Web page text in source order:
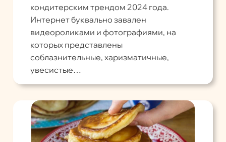
кондитерским трендом 2024 года.
Интернет буквально завален
видеороликами и фотографиями, на
которых представлены
соблазнительные, харизматичные,
увесистые…